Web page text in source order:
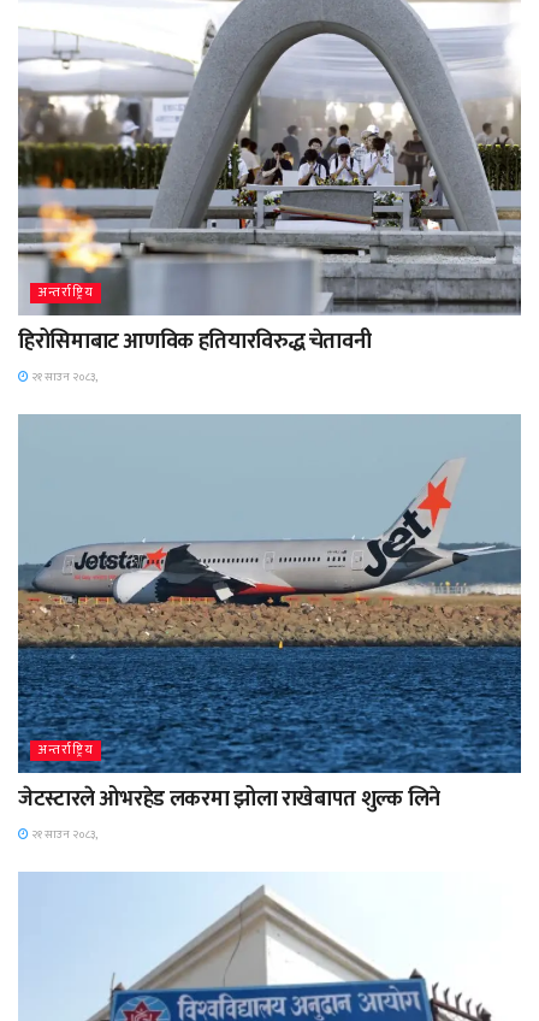
अन्तर्राष्ट्रिय
हिरोसिमाबाट आणविक हतियारविरुद्ध चेतावनी
२१ साउन २०८३,
अन्तर्राष्ट्रिय
जेटस्टारले ओभरहेड लकरमा झोला राखेबापत शुल्क लिने
२१ साउन २०८३,